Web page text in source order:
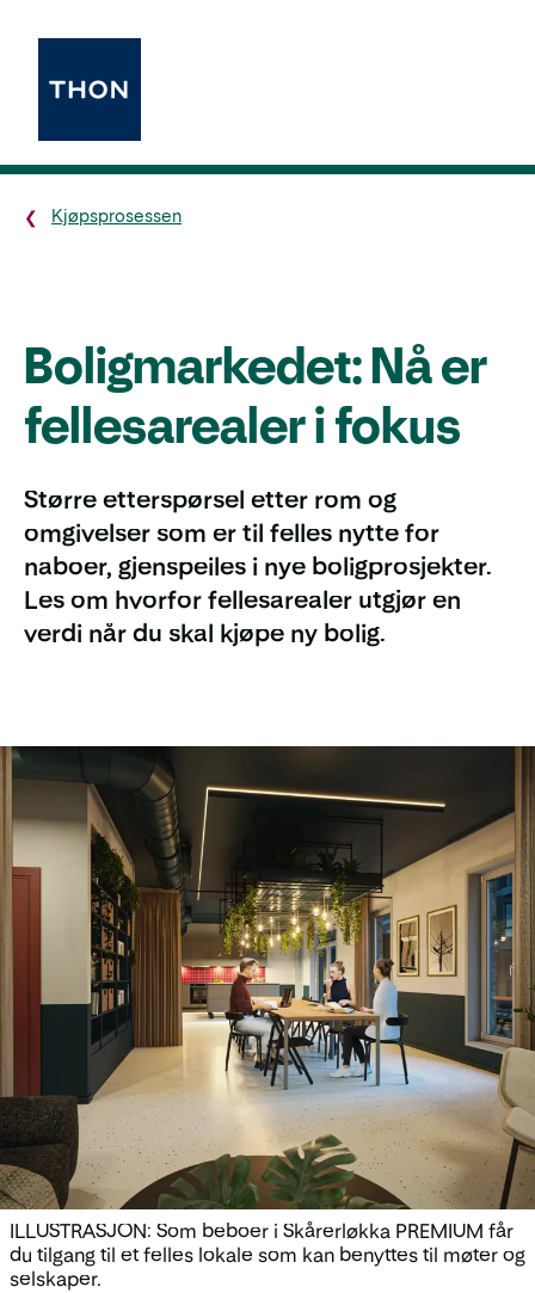
Kjøpsprosessen
Boligmarkedet: Nå er
fellesarealer i fokus
Større etterspørsel etter rom og
omgivelser som er til felles nytte for
naboer, gjenspeiles i nye boligprosjekter.
Les om hvorfor fellesarealer utgjør en
verdi når du skal kjøpe ny bolig.
ILLUSTRASJON: Som beboer i Skårerløkka PREMIUM får
du tilgang til et felles lokale som kan benyttes til møter og
selskaper.